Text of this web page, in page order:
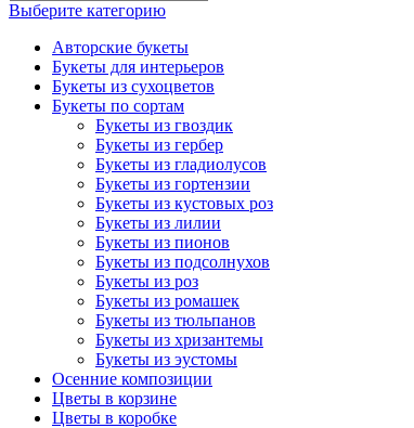
Выберите категорию
Авторские букеты
Букеты для интерьеров
Букеты из сухоцветов
Букеты по сортам
Букеты из гвоздик
Букеты из гербер
Букеты из гладиолусов
Букеты из гортензии
Букеты из кустовых роз
Букеты из лилии
Букеты из пионов
Букеты из подсолнухов
Букеты из роз
Букеты из ромашек
Букеты из тюльпанов
Букеты из хризантемы
Букеты из эустомы
Осенние композиции
Цветы в корзине
Цветы в коробке